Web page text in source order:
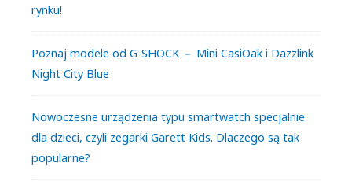
rynku!
Poznaj modele od G-SHOCK － Mini CasiOak i Dazzlink
Night City Blue
Nowoczesne urządzenia typu smartwatch specjalnie
dla dzieci, czyli zegarki Garett Kids. Dlaczego są tak
popularne?